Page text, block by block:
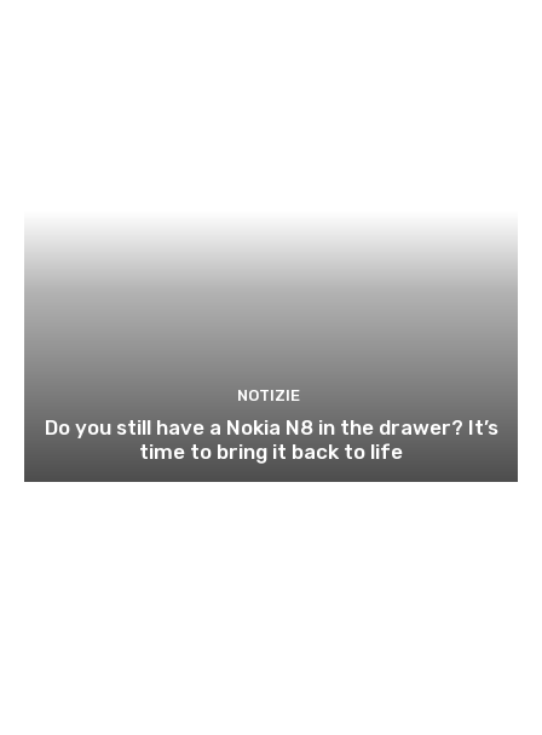
NOTIZIE
Do you still have a Nokia N8 in the drawer? It’s
time to bring it back to life